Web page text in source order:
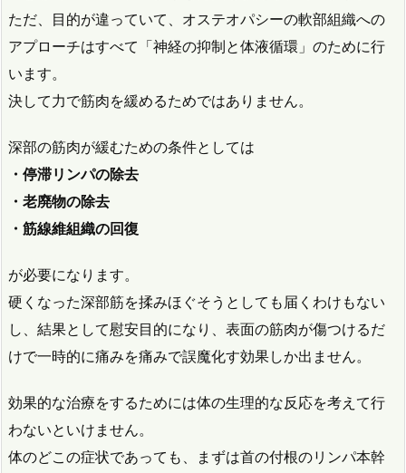
ただ、目的が違っていて、オステオパシーの軟部組織への
アプローチはすべて「神経の抑制と体液循環」のために行
います。
決して力で筋肉を緩めるためではありません。
深部の筋肉が緩むための条件としては
・停滞リンパの除去
・老廃物の除去
・筋線維組織の回復
が必要になります。
硬くなった深部筋を揉みほぐそうとしても届くわけもない
し、結果として慰安目的になり、表面の筋肉が傷つけるだ
けで一時的に痛みを痛みで誤魔化す効果しか出ません。
効果的な治療をするためには体の生理的な反応を考えて行
わないといけません。
体のどこの症状であっても、まずは首の付根のリンパ本幹